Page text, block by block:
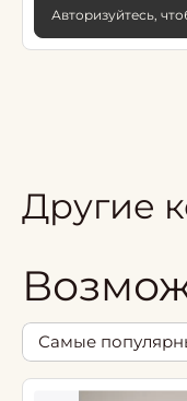
Авторизуйтесь,
Другие
Самые